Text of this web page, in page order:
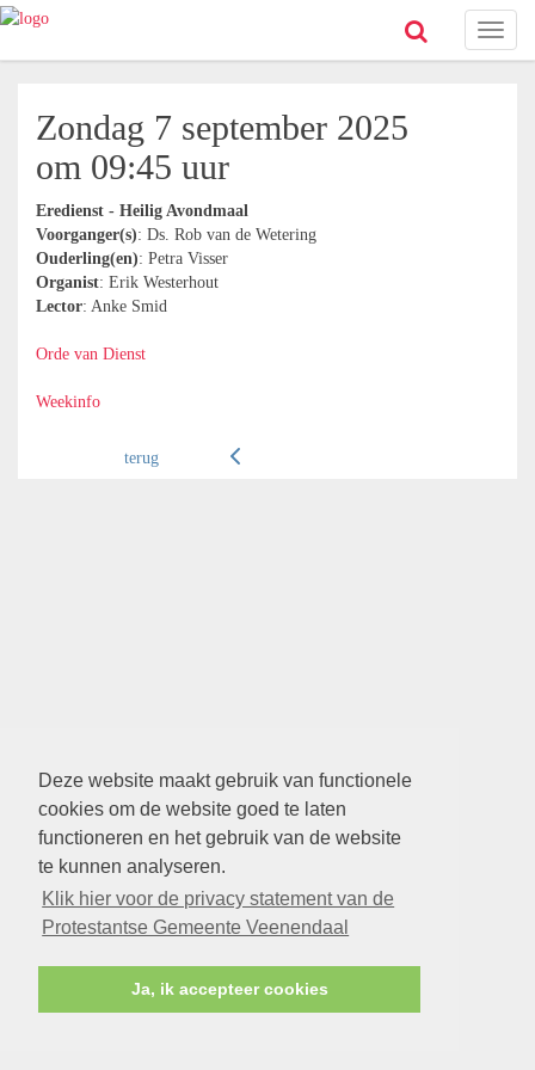
Deze website maakt gebruik van functionele
cookies om de website goed te laten
functioneren en het gebruik van de website
te kunnen analyseren.
Klik hier voor de privacy statement van de
Protestantse Gemeente Veenendaal
Ja, ik accepteer cookies
Toggle
Zondag 7 september 2025
om 09:45 uur
Eredienst - Heilig Avondmaal
Voorganger(s): Ds. Rob van de Wetering
Ouderling(en): Petra Visser
Organist: Erik Westerhout
Lector: Anke Smid
Orde van Dienst
Weekinfo
terug